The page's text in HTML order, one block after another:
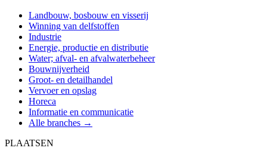
Landbouw, bosbouw en visserij
Winning van delfstoffen
Industrie
Energie, productie en distributie
Water; afval- en afvalwaterbeheer
Bouwnijverheid
Groot- en detailhandel
Vervoer en opslag
Horeca
Informatie en communicatie
Alle branches →
PLAATSEN